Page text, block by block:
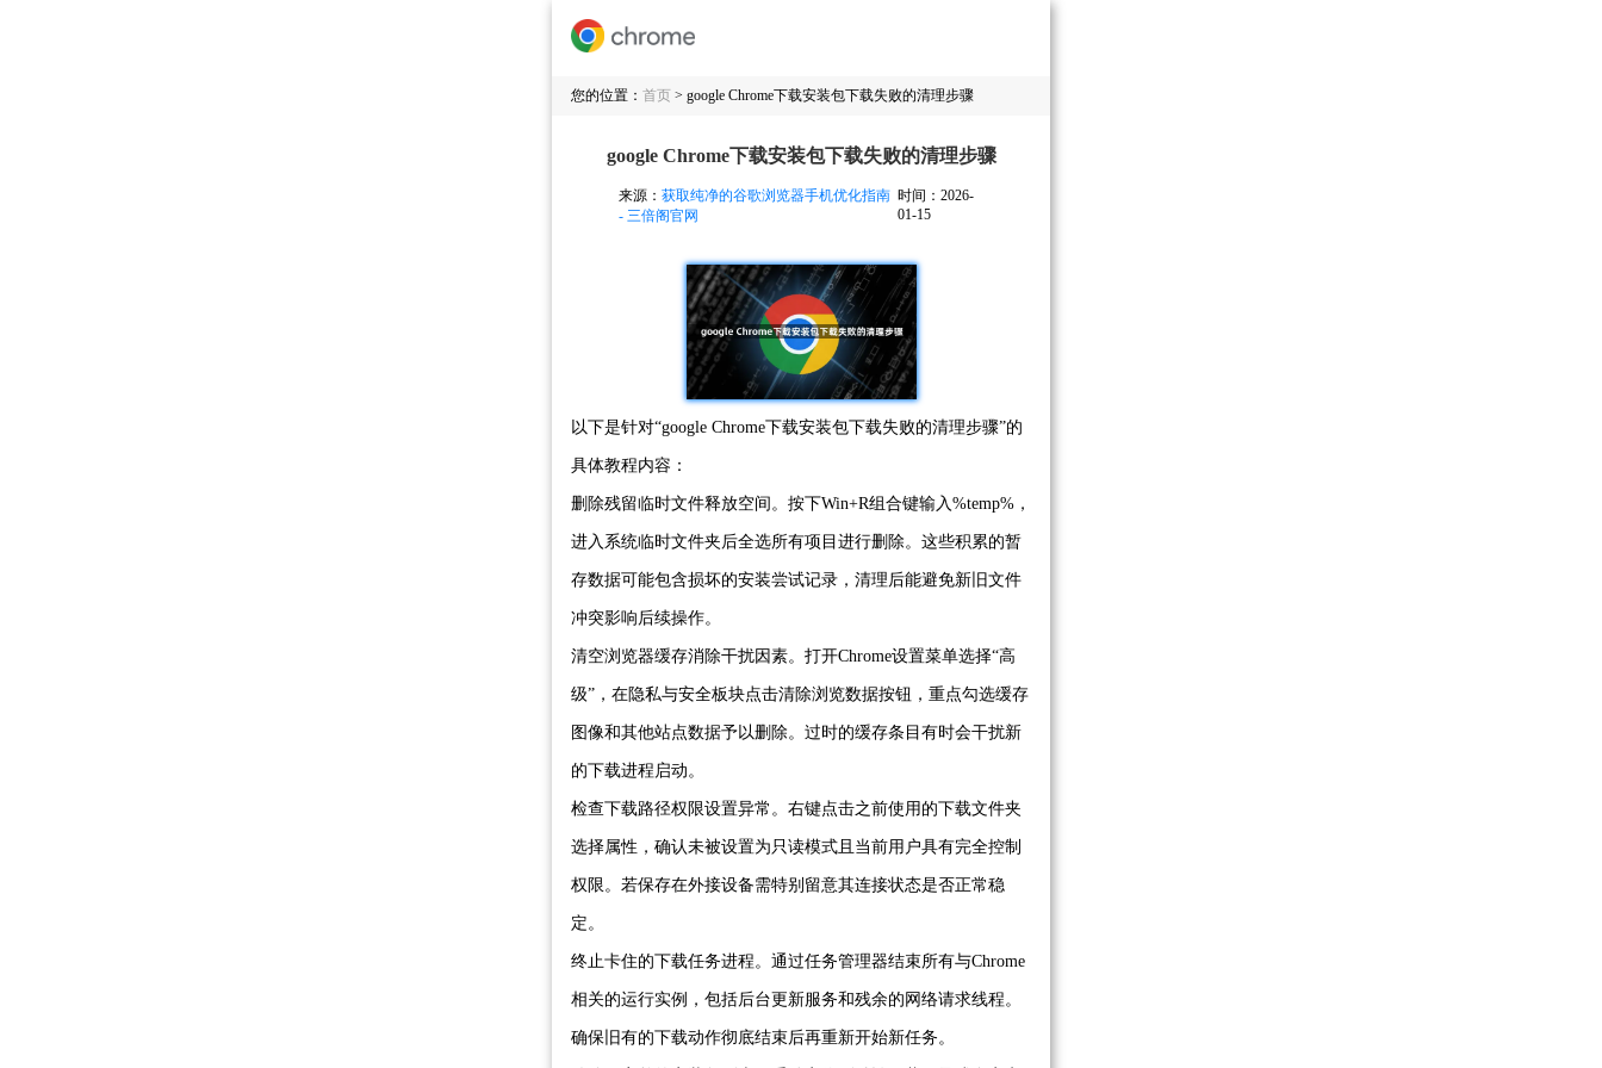
您的位置： 首页 > google Chrome下载安装包下载失败的清理步骤
google Chrome下载安装包下载失败的清理步骤
来源： 获取纯净的谷歌浏览器手机优化指南
- 三倍阁官网
时间：2026-
01-15
以下是针对“google Chrome下载安装包下载失败的清理步骤”的
具体教程内容：
删除残留临时文件释放空间。按下Win+R组合键输入%temp%，
进入系统临时文件夹后全选所有项目进行删除。这些积累的暂
存数据可能包含损坏的安装尝试记录，清理后能避免新旧文件
冲突影响后续操作。
清空浏览器缓存消除干扰因素。打开Chrome设置菜单选择“高
级”，在隐私与安全板块点击清除浏览数据按钮，重点勾选缓存
图像和其他站点数据予以删除。过时的缓存条目有时会干扰新
的下载进程启动。
检查下载路径权限设置异常。右键点击之前使用的下载文件夹
选择属性，确认未被设置为只读模式且当前用户具有完全控制
权限。若保存在外接设备需特别留意其连接状态是否正常稳
定。
终止卡住的下载任务进程。通过任务管理器结束所有与Chrome
相关的运行实例，包括后台更新服务和残余的网络请求线程。
确保旧有的下载动作彻底结束后再重新开始新任务。